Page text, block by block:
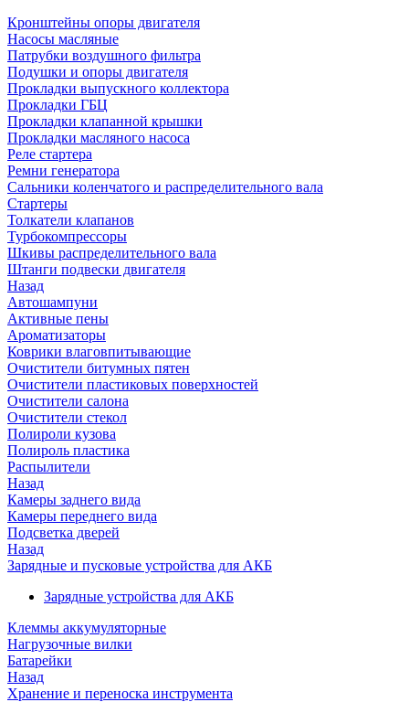
Кронштейны опоры двигателя
Насосы масляные
Патрубки воздушного фильтра
Подушки и опоры двигателя
Прокладки выпускного коллектора
Прокладки ГБЦ
Прокладки клапанной крышки
Прокладки масляного насоса
Реле стартера
Ремни генератора
Сальники коленчатого и распределительного вала
Стартеры
Толкатели клапанов
Турбокомпрессоры
Шкивы распределительного вала
Штанги подвески двигателя
Назад
Автошампуни
Активные пены
Ароматизаторы
Коврики влаговпитывающие
Очистители битумных пятен
Очистители пластиковых поверхностей
Очистители салона
Очистители стекол
Полироли кузова
Полироль пластика
Распылители
Назад
Камеры заднего вида
Камеры переднего вида
Подсветка дверей
Назад
Зарядные и пусковые устройства для АКБ
Зарядные устройства для АКБ
Клеммы аккумуляторные
Нагрузочные вилки
Батарейки
Назад
Хранение и переноска инструмента